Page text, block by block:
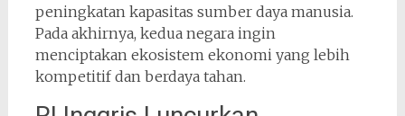
peningkatan kapasitas sumber daya manusia.
Pada akhirnya, kedua negara ingin
menciptakan ekosistem ekonomi yang lebih
kompetitif dan berdaya tahan.